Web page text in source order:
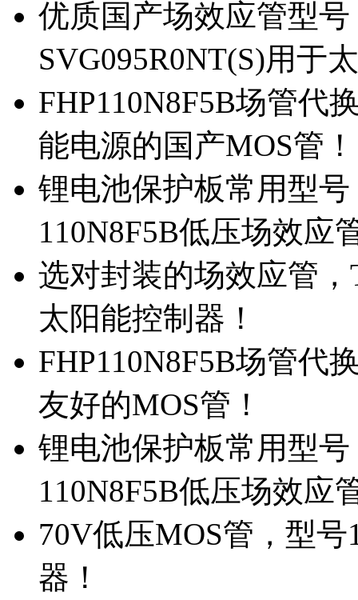
优质国产场效应管型
SVG095R0NT(S)用于
FHP110N8F5B场管代
能电源的国产MOS管！
锂电池保护板常用型
110N8F5B低压场效应
选对封装的场效应管
太阳能控制器！
FHP110N8F5B场管代
友好的MOS管！
锂电池保护板常用型
110N8F5B低压场效应
70V低压MOS管，型
器！